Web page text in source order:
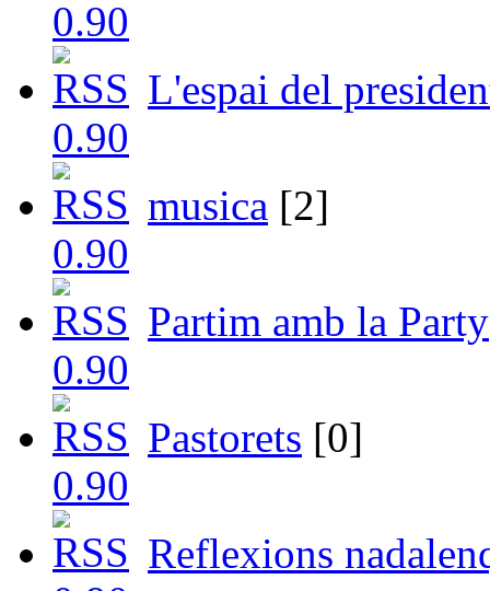
L'espai del
musica [2]
Partim amb la Party
Pastorets [0]
Reflexions